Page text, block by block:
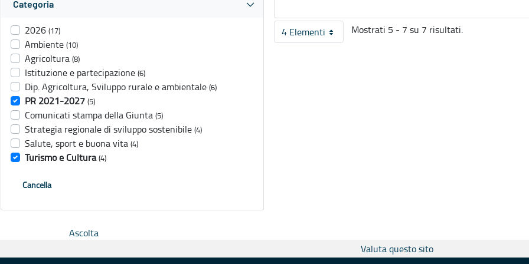
Categoria
2026 (17)
Ambiente (10)
Agricoltura (8)
Istituzione e partecipazione (6)
Dip. Agricoltura, Sviluppo rurale e ambientale (6)
PR 2021-2027 (5)
Comunicati stampa della Giunta (5)
Strategia regionale di sviluppo sostenibile (4)
Salute, sport e buona vita (4)
Turismo e Cultura (4)
Cancella
4 ElementiPer pagina
Mostrati 5 - 7 su 7 risultati.
Ascolta
Valuta questo sito